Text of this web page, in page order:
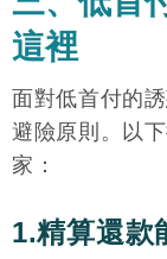
這裡
面對低首付的
避險原則。以
家：
1.精算還款